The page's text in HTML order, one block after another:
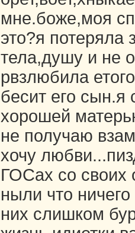
мне.боже,моя
это?я потеряла
тела,душу и не
рвзлюбила
бесит его сын.я
хорошей
не получаю
хочу
ГОСах со своих
ныли что
них слишком